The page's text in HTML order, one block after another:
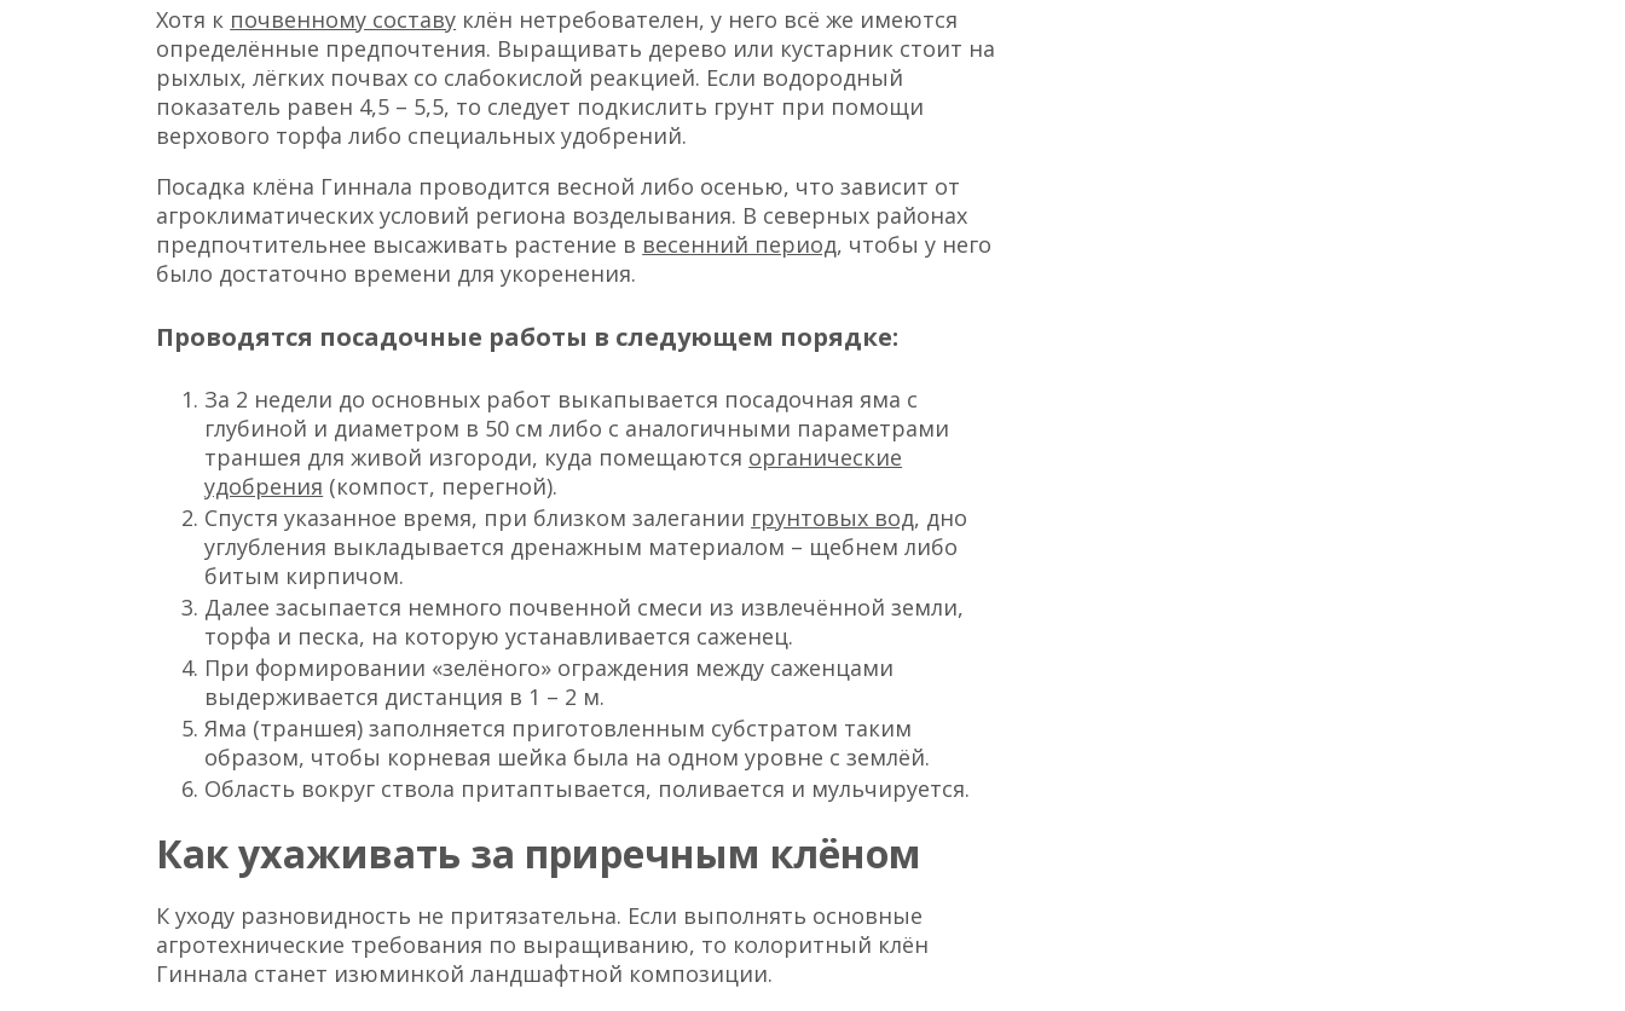
Хотя к почвенному составу клён нетребователен, у него всё же имеются
определённые предпочтения. Выращивать дерево или кустарник стоит на
рыхлых, лёгких почвах со слабокислой реакцией. Если водородный
показатель равен 4,5 – 5,5, то следует подкислить грунт при помощи
верхового торфа либо специальных удобрений.
Посадка клёна Гиннала проводится весной либо осенью, что зависит от
агроклиматических условий региона возделывания. В северных районах
предпочтительнее высаживать растение в весенний период, чтобы у него
было достаточно времени для укоренения.
Проводятся посадочные работы в следующем порядке:
За 2 недели до основных работ выкапывается посадочная яма с
глубиной и диаметром в 50 см либо с аналогичными параметрами
траншея для живой изгороди, куда помещаются органические
удобрения (компост, перегной).
Спустя указанное время, при близком залегании грунтовых вод, дно
углубления выкладывается дренажным материалом – щебнем либо
битым кирпичом.
Далее засыпается немного почвенной смеси из извлечённой земли,
торфа и песка, на которую устанавливается саженец.
При формировании «зелёного» ограждения между саженцами
выдерживается дистанция в 1 – 2 м.
Яма (траншея) заполняется приготовленным субстратом таким
образом, чтобы корневая шейка была на одном уровне с землёй.
Область вокруг ствола притаптывается, поливается и мульчируется.
Как ухаживать за приречным клёном
К уходу разновидность не притязательна. Если выполнять основные
агротехнические требования по выращиванию, то колоритный клён
Гиннала станет изюминкой ландшафтной композиции.